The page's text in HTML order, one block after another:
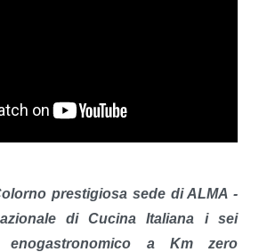
prestigiosa sede di ALMA -
di Cucina Italiana i sei
enogastronomico a Km zero